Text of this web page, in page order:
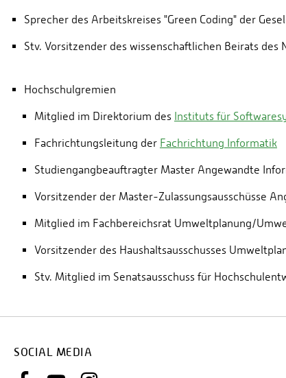
Sprecher des Arbeitskreises "Green Coding" der
Stv. Vorsitzender des wissenschaftlichen Beirats des
Hochschulgremien
Mitglied im Direktorium des Instituts für
Fachrichtungsleitung der Fachrichtung Informatik
Studiengangbeauftragter Master Angewandte
Vorsitzender der Master-Zulassungsausschüsse
Mitglied im Fachbereichsrat Umweltplanung/
Vorsitzender des Haushaltsausschusses
Stv. Mitglied im Senatsausschuss für
SOCIAL MEDIA